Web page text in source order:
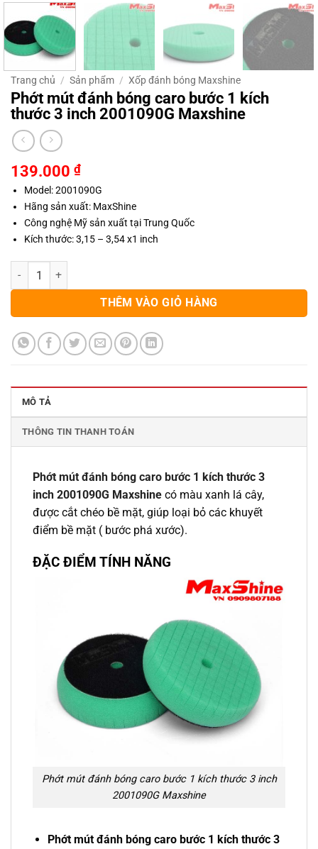
Trang chủ / Sản phẩm / Xốp đánh bóng Maxshine
Phớt mút đánh bóng caro bước 1 kích
thước 3 inch 2001090G Maxshine
139.000 ₫
Model: 2001090G
Hãng sản xuất: MaxShine
Công nghệ Mỹ sản xuất tại Trung Quốc
Kích thước: 3,15 – 3,54 x1 inch
Phớt mút đánh bóng caro bước 1 kích thước 3 inch 2001090G
THÊM VÀO GIỎ HÀNG
MÔ TẢ
THÔNG TIN THANH TOÁN
Phớt mút đánh bóng caro bước 1 kích thước 3
inch 2001090G Maxshine có màu xanh lá cây,
được cắt chéo bề mặt, giúp loại bỏ các khuyết
điểm bề mặt ( bước phá xước).
ĐẶC ĐIỂM TÍNH NĂNG
Phớt mút đánh bóng caro bước 1 kích thước 3 inch
2001090G Maxshine
Phớt mút đánh bóng caro bước 1 kích thước 3